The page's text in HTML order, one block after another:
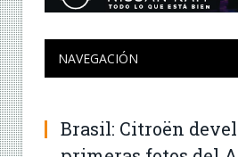
NAVEGACIÓN
Brasil: Citroën